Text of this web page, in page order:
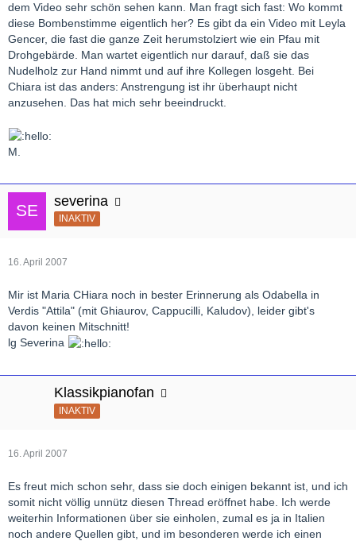
dem Video sehr schön sehen kann. Man fragt sich fast: Wo kommt
diese Bombenstimme eigentlich her? Es gibt da ein Video mit Leyla
Gencer, die fast die ganze Zeit herumstolziert wie ein Pfau mit
Drohgebärde. Man wartet eigentlich nur darauf, daß sie das
Nudelholz zur Hand nimmt und auf ihre Kollegen losgeht. Bei
Chiara ist das anders: Anstrengung ist ihr überhaupt nicht
anzusehen. Das hat mich sehr beeindruckt.
M.
severina
INAKTIV
16. April 2007
Mir ist Maria CHiara noch in bester Erinnerung als Odabella in
Verdis "Attila" (mit Ghiaurov, Cappucilli, Kaludov), leider gibt's
davon keinen Mitschnitt!
lg Severina
Klassikpianofan
INAKTIV
16. April 2007
Es freut mich schon sehr, dass sie doch einigen bekannt ist, und ich
somit nicht völlig unnütz diesen Thread eröffnet habe. Ich werde
weiterhin Informationen über sie einholen, zumal es ja in Italien
noch andere Quellen gibt, und im besonderen werde ich einen